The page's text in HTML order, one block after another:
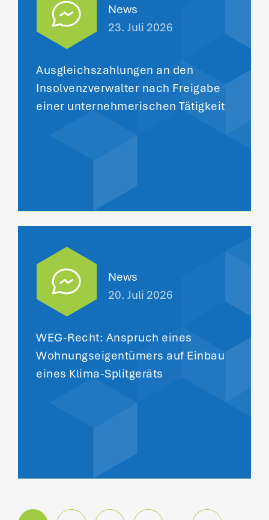
News
23. Juli 2026
Ausgleichszahlungen an den
Insolvenzverwalter nach Freigabe
einer unternehmerischen Tätigkeit
News
20. Juli 2026
WEG-Recht: Anspruch eines
Wohnungseigentümers auf Einbau
eines Klima-Splitgeräts